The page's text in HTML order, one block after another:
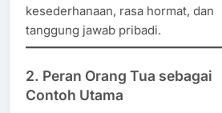
kesederhanaan, rasa hormat, dan
tanggung jawab pribadi.
2. Peran Orang Tua sebagai
Contoh Utama